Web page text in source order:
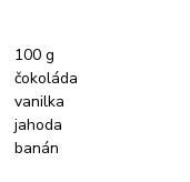
100 g
čokoláda
vanilka
jahoda
banán